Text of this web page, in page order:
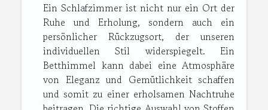
Ein Schlafzimmer ist nicht nur ein Ort der
Ruhe und Erholung, sondern auch ein
persönlicher Rückzugsort, der unseren
individuellen Stil widerspiegelt. Ein
Betthimmel kann dabei eine Atmosphäre
von Eleganz und Gemütlichkeit schaffen
und somit zu einer erholsamen Nachtruhe